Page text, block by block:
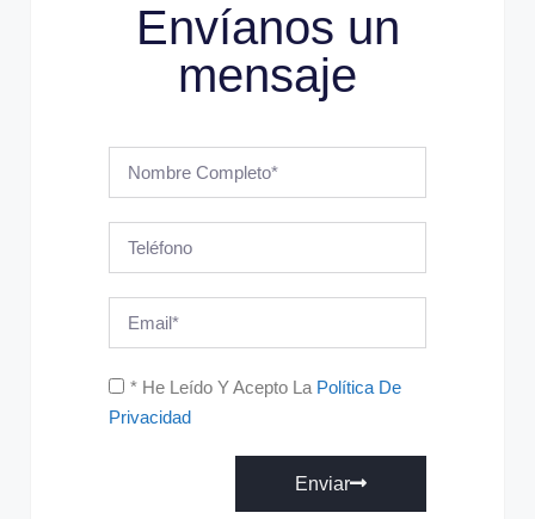
Envíanos un
mensaje
* He Leído Y Acepto La Política De
Privacidad
Enviar